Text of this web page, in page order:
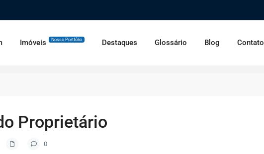
Imóveis Nosso Portfólio Destaques Glossário Blog Contato
Proprietário
0